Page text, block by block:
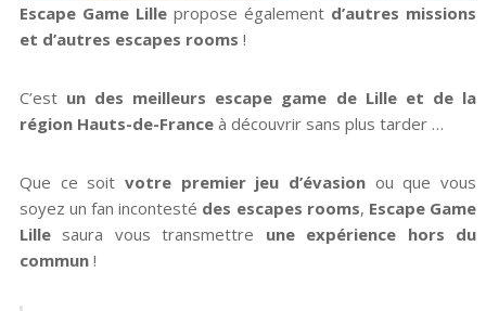
Escape Game Lillepropose également d’autres missions
et d’autres escapes rooms !
C’est un des meilleurs escape game de Lille et de la
région Hauts-de-Franceà découvrir sans plus tarder …
Que ce soit votre premier jeu d’évasion ou que vous
soyez un fan incontesté des escapes rooms, Escape Game
Lillesaura vous transmettre une expérience hors du
commun!